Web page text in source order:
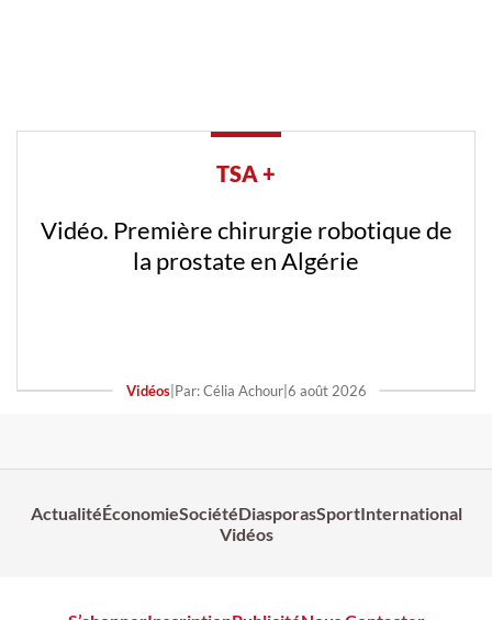
TSA +
Vidéo. Première chirurgie robotique de
la prostate en Algérie
Vidéos| Par: Célia Achour| 6 août 2026
ActualitéÉconomieSociétéDiasporasSportInternational
Vidéos